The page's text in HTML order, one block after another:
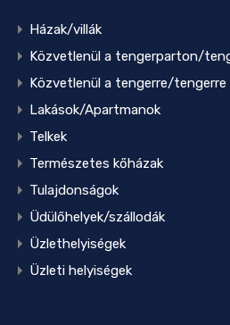
Házak/villák
Közvetlenül a tengerparton/
Közvetlenül a tengerre/tengerre
Lakások/Apartmanok
Telkek
Természetes kőházak
Tulajdonságok
Üdülőhelyek/szállodák
Üzlethelyiségek
Üzleti helyiségek